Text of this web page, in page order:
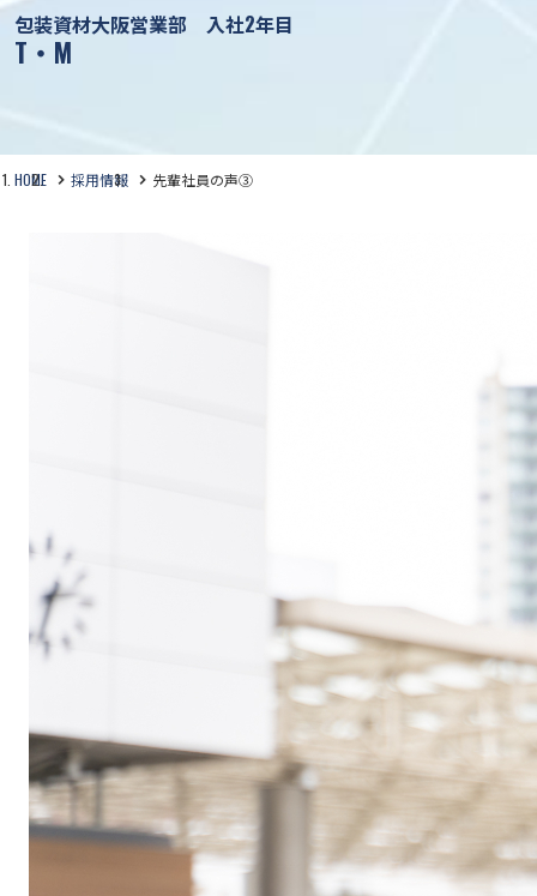
包装資材大阪営業部 入社2年目
T・M
HOME 採用情報 先輩社員の声③